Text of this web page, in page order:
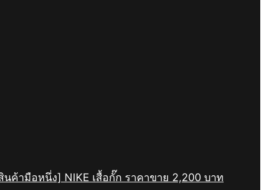
นค้ามือหนึ่ง] NIKE เสื้อกั๊ก ราคาขาย 2,200 บาท